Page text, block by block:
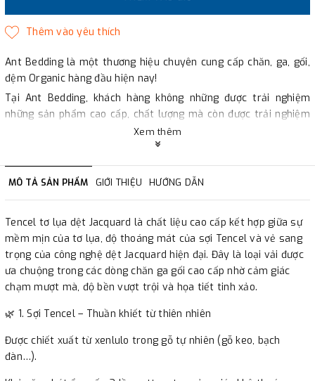
Ant Bedding là một thương hiệu chuyên cung cấp chăn, ga, gối,
đệm Organic hàng đầu hiện nay!
Tại Ant Bedding, khách hàng không những được trải nghiệm
những sản phẩm cao cấp, chất lượng mà còn được trải nghiệm
dịch vụ mua sắm chuyên nghiệp.
Công nghệ Hàn Quốc: Các sản phẩm của Ant Bedding được sản
xuất theo quy trình công nghệ tiên tiến của Hàn Quốc đảm bảo
chất lượng và độ bền cực kì cao.
Sợi vải thiên nhiên và không qua tái chế: tại Ant Bedding các
dòng chăn, ga, gối, đệm, đều được làm từ chất liệu Organic, giúp
bảo vệ làn da và đặc biệt là thân thiện với môi trường, an toàn
cho người dùng.
Giá cả phù hợp: Bạn sẽ được trải nghiệm các sản phẩm ngủ chất
lượng với chi phí rất hợp lý, phù hợp với mọi gia đình khi tới Ant
Bedding.
Thiết kế sang trọng và hiện đại: Những mẫu thiết kế đẹp, họa
nhật liên tục đáp ứng được nhu cầu của nhiều khách hàng, từ
đơn giản, trẻ trung cho tới cầu kỳ, sang trọng.
Dịch vụ chuyên nghiệp: Ant Bedding sở hữu đội ngũ nhân viên
Xem thêm
MÔ TẢ SẢN PHẨM GIỚI THIỆU HƯỚNG DẪN
Tencel tơ lụa dệt Jacquard là chất liệu cao cấp kết hợp giữa sự
mềm mịn của tơ lụa, độ thoáng mát của sợi Tencel và vẻ sang
trọng của công nghệ dệt Jacquard hiện đại. Đây là loại vải được
ưa chuộng trong các dòng chăn ga gối cao cấp nhờ cảm giác
chạm mượt mà, độ bền vượt trội và họa tiết tinh xảo.
🌿 1. Sợi Tencel – Thuần khiết từ thiên nhiên
Được chiết xuất từ xenlulo trong gỗ tự nhiên (gỗ keo, bạch
đàn…).